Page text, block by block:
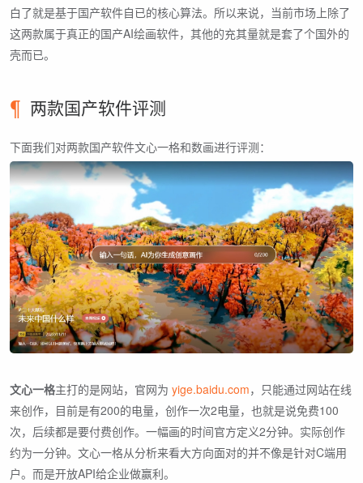
白了就是基于国产软件自已的核心算法。所以来说，当前市场上除了
这两款属于真正的国产AI绘画软件，其他的充其量就是套了个国外的
壳而已。
两款国产软件评测
下面我们对两款国产软件文心一格和数画进行评测：
文心一格主打的是网站，官网为 yige.baidu.com，只能通过网站在线
来创作，目前是有200的电量，创作一次2电量，也就是说免费100
次，后续都是要付费创作。一幅画的时间官方定义2分钟。实际创作
约为一分钟。文心一格从分析来看大方向面对的并不像是针对C端用
户。而是开放API给企业做赢利。